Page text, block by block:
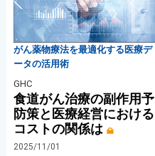
がん薬物療法を最適化する医療デ
ータの活用術
GHC
食道がん治療の副作用予
防策と医療経営における
コストの関係は
2025/11/01